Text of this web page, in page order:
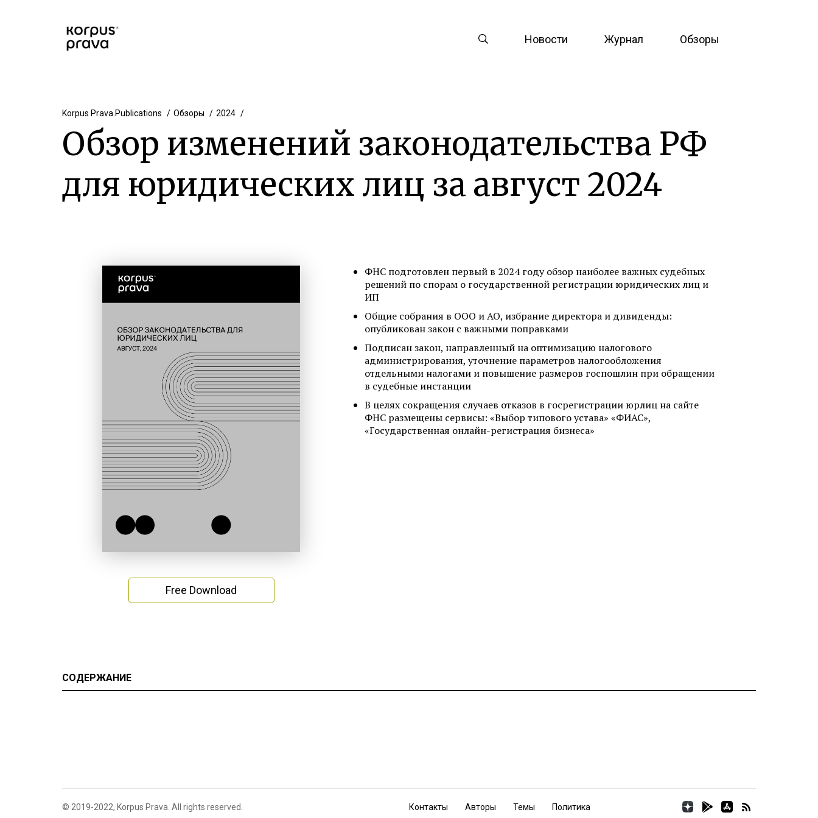
Новости Журнал Обзоры
Korpus Prava.Publications Обзоры 2024
Обзор изменений законодательства РФ
для юридических лиц за август 2024
Free Download
ФНС подготовлен первый в 2024 году обзор наиболее важных судебных
решений по спорам о государственной регистрации юридических лиц и
ИП
Общие собрания в ООО и АО, избрание директора и дивиденды:
опубликован закон с важными поправками
Подписан закон, направленный на оптимизацию налогового
администрирования, уточнение параметров налогообложения
отдельными налогами и повышение размеров госпошлин при обращении
в судебные инстанции
В целях сокращения случаев отказов в госрегистрации юрлиц на сайте
ФНС размещены сервисы: «Выбор типового устава» «ФИАС»,
«Государственная онлайн-регистрация бизнеса»
СОДЕРЖАНИЕ
© 2019-2022, Korpus Prava. All rights reserved. Контакты Авторы Темы Политика